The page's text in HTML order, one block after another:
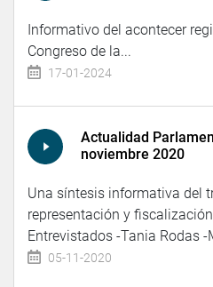
Informativo del acontecer
Congreso de la...
17-01-2024
Actualidad
noviembre 2020
Una síntesis informativa del
representación y
Entrevistados -Tania Rodas -
05-11-2020